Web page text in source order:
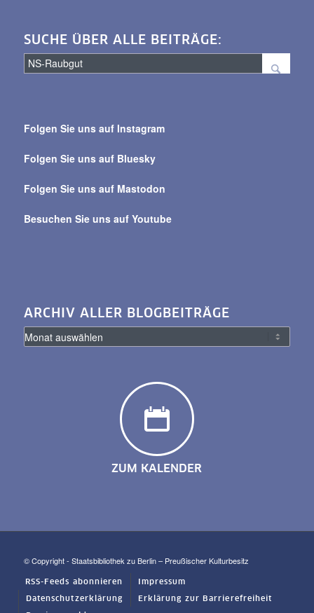
SUCHE ÜBER ALLE BEITRÄGE:
alle
Folgen Sie uns auf Instagram
Folgen Sie uns auf Bluesky
Folgen Sie uns auf Mastodon
Besuchen Sie uns auf Youtube
ARCHIV ALLER BLOGBEITRÄGE
ZUM KALENDER
© Copyright - Staatsbibliothek zu Berlin – Preußischer Kulturbesitz
RSS-Feeds abonnieren Impressum
Datenschutzerklärung Erklärung zur Barrierefreiheit